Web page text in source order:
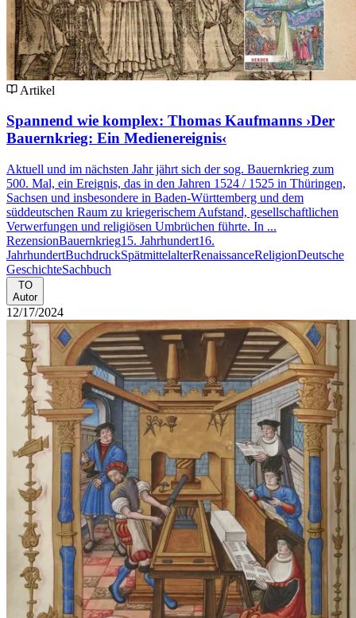
Artikel
Spannend wie komplex: Thomas Kaufmanns ›Der
Bauernkrieg: Ein Medienereignis‹
Aktuell und im nächsten Jahr jährt sich der sog. Bauernkrieg zum
500. Mal, ein Ereignis, das in den Jahren 1524 / 1525 in Thüringen,
Sachsen und insbesondere in Baden-Württemberg und dem
süddeutschen Raum zu kriegerischem Aufstand, gesellschaftlichen
Verwerfungen und religiösen Umbrüchen führte. In ...
RezensionBauernkrieg15. Jahrhundert16.
JahrhundertBuchdruckSpätmittelalterRenaissanceReligionDeutsche
GeschichteSachbuch
TO
Autor
12/17/2024